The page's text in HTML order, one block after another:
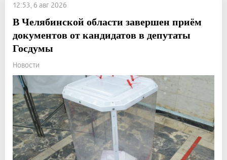
12:53, 6 авг 2026
В Челябинской области завершен приём
документов от кандидатов в депутаты
Госдумы
Новости